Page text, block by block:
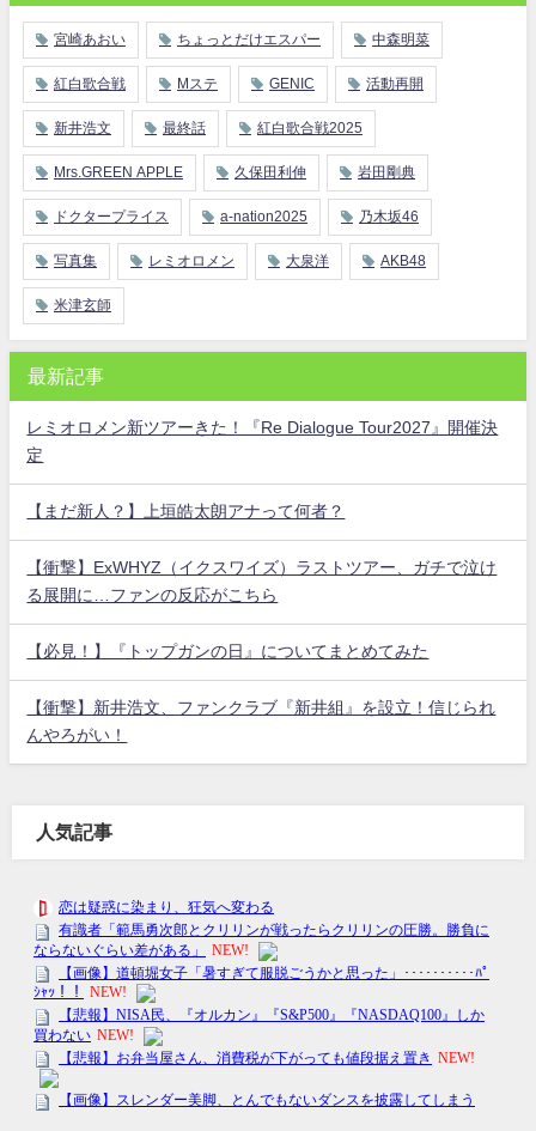
宮崎あおい ちょっとだけエスパー 中森明菜
紅白歌合戦 Mステ GENIC 活動再開
新井浩文 最終話 紅白歌合戦2025
Mrs.GREEN APPLE 久保田利伸 岩田剛典
ドクタープライス a-nation2025 乃木坂46
写真集 レミオロメン 大泉洋 AKB48
米津玄師
最新記事
レミオロメン新ツアーきた！『Re Dialogue Tour2027』開催決
定
【まだ新人？】上垣皓太朗アナって何者？
【衝撃】ExWHYZ（イクスワイズ）ラストツアー、ガチで泣け
る展開に…ファンの反応がこちら
【必見！】『トップガンの日』についてまとめてみた
【衝撃】新井浩文、ファンクラブ『新井組』を設立！信じられ
んやろがい！
人気記事